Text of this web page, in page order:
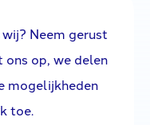
Neem gerust
op, we delen
mogelijkheden
toe.